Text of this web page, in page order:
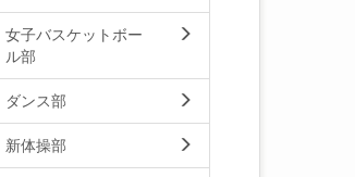
女子バスケットボー
ル部
ダンス部
新体操部